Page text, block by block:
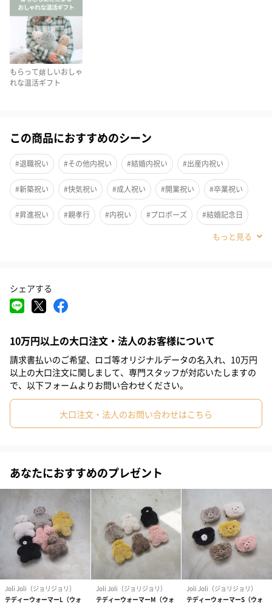
繰り返し使えるテディウォーマーとスライド式飲み口の蓋付きス
テディウォーマーL
Lサイズは適度な重みがあり、思わずぎゅっと抱きしめたくなる絶
妙な大きさ。
じんわり優しい温かさで、大人はもちろんお子さんのお昼寝タイ
ムのおともにも。
お腹周りを温めるのに丁度いいサイズ
Lサイズは膝にのせられるサイズ。お腹まわりを温めてくれるのに
ちょうどよいサイズです。
お布団に入れて一緒に眠るのもおすすめ。保温効果が高まりま
す。
もらって嬉しいおしゃ
れな温活ギフト
この商品におすすめのシーン
#退職祝い #その他内祝い #結婚内祝い #出産内祝い
#新築祝い #快気祝い #成人祝い #開業祝い #卒業祝い
#昇進祝い #親孝行 #内祝い #プロポーズ #結婚記念日
#バレンタイン
#記念日 #お礼
#結婚祝い #同僚女性 #女子高校生 #親戚女性
#取引先女性 #義母 #部下女性 #姪 #娘 #姉 #妹
#女子大学生 #彼女 #上司男性 #上司女性
#妻 #女性 #男性 #男友達 #女友達
シェアする
10万円以上の大口注文・法人のお客様について
請求書払いのご希望、ロゴ等オリジナルデータの名入れ、10万円
以上の大口注文に関しまして、専門スタッフが対応いたしますの
で、以下フォームよりお問い合わせください。
大口注文・法人のお問い合わせはこちら
あなたにおすすめのプレゼント